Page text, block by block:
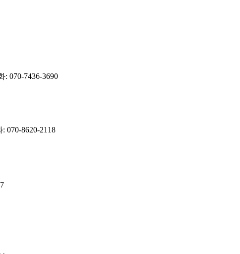
: 070-7436-3690
070-8620-2118